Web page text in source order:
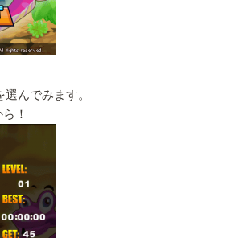
選んでみます。
！